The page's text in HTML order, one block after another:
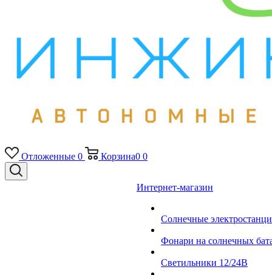
Отложенные 0 Корзина0 0
Интернет-магазин
Солнечные
Фонари на солнечных
Светильники 12/24В